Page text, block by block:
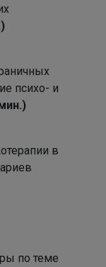
психо- и
в
по теме